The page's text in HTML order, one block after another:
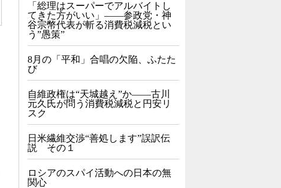
「総理はスーパーでアルバイトし
てきた方がいい」――参政党・神
谷宗幣代表が斬る消費税減税とい
う”愚策”
8月の「平和」合唱の欠陥、ふたた
び
自維政権は“天城越え”か――古川
元久氏が問う消費税減税と円安リ
スク
日米繊維交渉“善処します”誤訳伝
説 その１
ロシアのスパイ活動への日本の無
関心